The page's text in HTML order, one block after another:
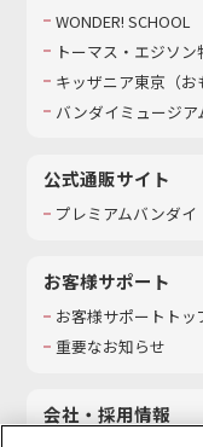
WONDER! SCHOOL
トーマス・エジソン
キッザニア東京（お
バンダイミュージア
公式通販サイト
プレミアムバンダイ
お客様サポート
お客様サポートトッ
重要なお知らせ
会社・採用情報